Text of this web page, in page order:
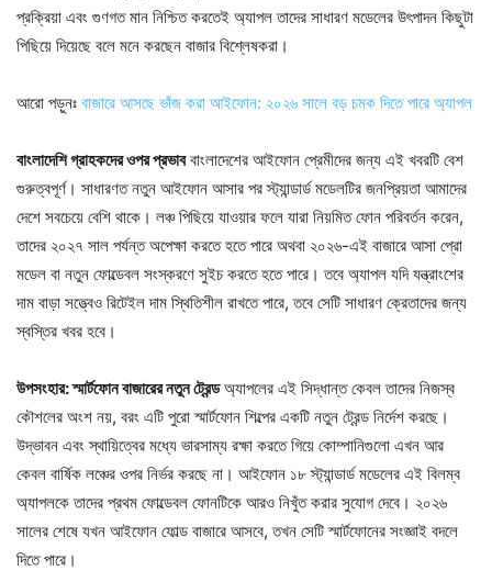
প্রক্রিয়া এবং গুণগত মান নিশ্চিত করতেই অ্যাপল তাদের সাধারণ মডেলের উৎপাদন কিছুটা
পিছিয়ে দিয়েছে বলে মনে করছেন বাজার বিশ্লেষকরা।
আরো পড়ুনঃ বাজারে আসছে ভাঁজ করা আইফোন: ২০২৬ সালে বড় চমক দিতে পারে অ্যাপল
বাংলাদেশি গ্রাহকদের ওপর প্রভাববাংলাদেশের আইফোন প্রেমীদের জন্য এই খবরটি বেশ
গুরুত্বপূর্ণ। সাধারণত নতুন আইফোন আসার পর স্ট্যান্ডার্ড মডেলটির জনপ্রিয়তা আমাদের
দেশে সবচেয়ে বেশি থাকে। লঞ্চ পিছিয়ে যাওয়ার ফলে যারা নিয়মিত ফোন পরিবর্তন করেন,
তাদের ২০২৭ সাল পর্যন্ত অপেক্ষা করতে হতে পারে অথবা ২০২৬-এই বাজারে আসা প্রো
মডেল বা নতুন ফোল্ডেবল সংস্করণে সুইচ করতে হতে পারে। তবে অ্যাপল যদি যন্ত্রাংশের
দাম বাড়া সত্ত্বেও রিটেইল দাম স্থিতিশীল রাখতে পারে, তবে সেটি সাধারণ ক্রেতাদের জন্য
স্বস্তির খবর হবে।
উপসংহার: স্মার্টফোন বাজারের নতুন ট্রেন্ডঅ্যাপলের এই সিদ্ধান্ত কেবল তাদের নিজস্ব
কৌশলের অংশ নয়, বরং এটি পুরো স্মার্টফোন শিল্পের একটি নতুন ট্রেন্ড নির্দেশ করছে।
উদ্ভাবন এবং স্থায়িত্বের মধ্যে ভারসাম্য রক্ষা করতে গিয়ে কোম্পানিগুলো এখন আর
কেবল বার্ষিক লঞ্চের ওপর নির্ভর করছে না। আইফোন ১৮ স্ট্যান্ডার্ড মডেলের এই বিলম্ব
অ্যাপলকে তাদের প্রথম ফোল্ডেবল ফোনটিকে আরও নিখুঁত করার সুযোগ দেবে। ২০২৬
সালের শেষে যখন আইফোন ফোল্ড বাজারে আসবে, তখন সেটি স্মার্টফোনের সংজ্ঞাই বদলে
দিতে পারে।